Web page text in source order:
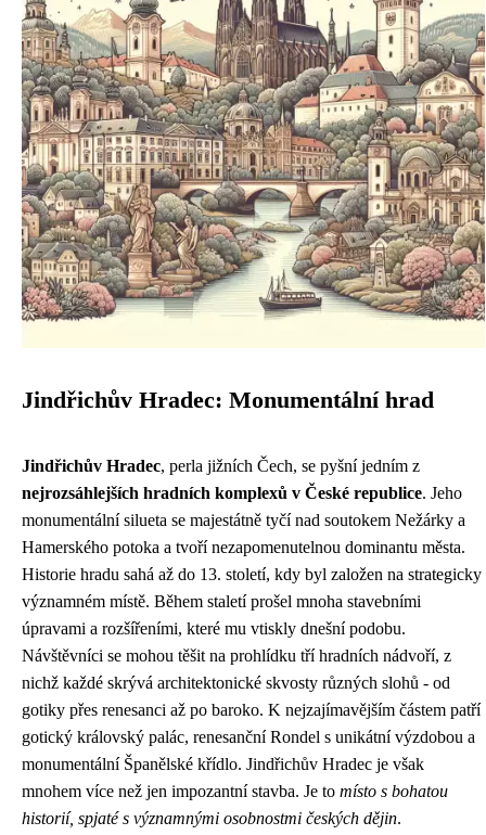
Jindřichův Hradec: Monumentální hrad
Jindřichův Hradec, perla jižních Čech, se pyšní jedním z
nejrozsáhlejších hradních komplexů v České republice. Jeho
monumentální silueta se majestátně tyčí nad soutokem Nežárky a
Hamerského potoka a tvoří nezapomenutelnou dominantu města.
Historie hradu sahá až do 13. století, kdy byl založen na strategicky
významném místě. Během staletí prošel mnoha stavebními
úpravami a rozšířeními, které mu vtiskly dnešní podobu.
Návštěvníci se mohou těšit na prohlídku tří hradních nádvoří, z
nichž každé skrývá architektonické skvosty různých slohů - od
gotiky přes renesanci až po baroko. K nejzajímavějším částem patří
gotický královský palác, renesanční Rondel s unikátní výzdobou a
monumentální Španělské křídlo. Jindřichův Hradec je však
mnohem více než jen impozantní stavba. Je to místo s bohatou
historií, spjaté s významnými osobnostmi českých dějin.